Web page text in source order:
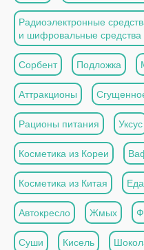
Радиоэлектронные
и шифровальные средства
Сорбент Подложка
Аттракционы
Рационы питания Уксус
Косметика из Кореи
Косметика из Китая
Автокресло Жмых
Суши Кисель